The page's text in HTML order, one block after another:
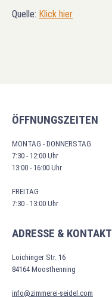
Quelle: Klick hier
ÖFFNUNGSZEITEN
MONTAG - DONNERSTAG
7:30 - 12:00 Uhr
13:00 - 16:00 Uhr
FREITAG
7:30 - 13:00 Uhr
ADRESSE & KONTAKT
Loichinger Str. 16
84164 Moosthenning
info@zimmerei-seidel.com